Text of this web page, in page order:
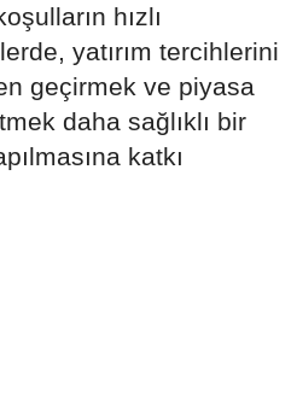
hızlı
yatırım tercihlerini
geçirmek ve piyasa
daha sağlıklı bir
katkı